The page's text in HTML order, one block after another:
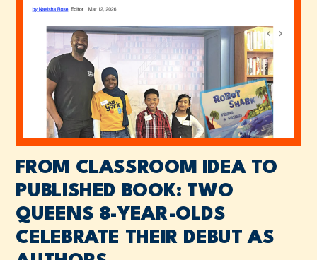
FROM CLASSROOM IDEA TO
PUBLISHED BOOK: TWO
QUEENS 8-YEAR-OLDS
CELEBRATE THEIR DEBUT AS